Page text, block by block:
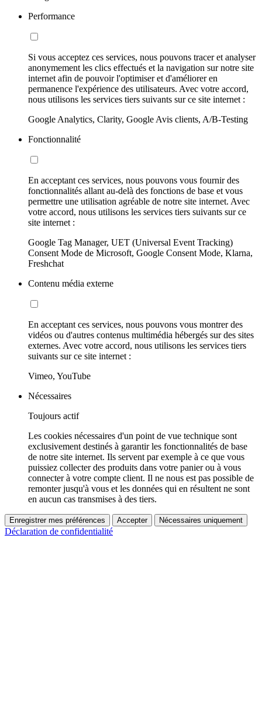
Performance
Si vous acceptez ces services, nous pouvons tracer et analyser
anonymement les clics effectués et la navigation sur notre site
internet afin de pouvoir l'optimiser et d'améliorer en
permanence l'expérience des utilisateurs. Avec votre accord,
nous utilisons les services tiers suivants sur ce site internet :
Google Analytics, Clarity, Google Avis clients, A/B-Testing
Fonctionnalité
En acceptant ces services, nous pouvons vous fournir des
fonctionnalités allant au-delà des fonctions de base et vous
permettre une utilisation agréable de notre site internet. Avec
votre accord, nous utilisons les services tiers suivants sur ce
site internet :
Google Tag Manager, UET (Universal Event Tracking)
Consent Mode de Microsoft, Google Consent Mode, Klarna,
Freshchat
Contenu média externe
En acceptant ces services, nous pouvons vous montrer des
vidéos ou d'autres contenus multimédia hébergés sur des sites
externes. Avec votre accord, nous utilisons les services tiers
suivants sur ce site internet :
Vimeo, YouTube
Nécessaires
Toujours actif
Les cookies nécessaires d'un point de vue technique sont
exclusivement destinés à garantir les fonctionnalités de base
de notre site internet. Ils servent par exemple à ce que vous
puissiez collecter des produits dans votre panier ou à vous
connecter à votre compte client. Il ne nous est pas possible de
remonter jusqu'à vous et les données qui en résultent ne sont
en aucun cas transmises à des tiers.
Enregistrer mes préférences Accepter Nécessaires uniquement
Déclaration de confidentialité